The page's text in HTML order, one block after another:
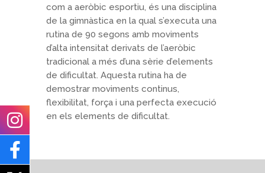
com a aeròbic esportiu, és una disciplina
de la gimnàstica en la qual s’executa una
rutina de 90 segons amb moviments
d’alta intensitat derivats de l’aeròbic
tradicional a més d’una sèrie d’elements
de dificultat. Aquesta rutina ha de
demostrar moviments continus,
flexibilitat, força i una perfecta execució
en els elements de dificultat.